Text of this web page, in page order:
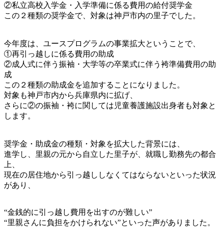
②私立高校入学金・入学準備に係る費用の給付奨学金
この２種類の奨学金で、対象は神戸市内の里子でした。
今年度は、ユースプログラムの事業拡大ということで、
①再引っ越しに係る費用の助成
②成人式に伴う振袖・大学等の卒業式に伴う袴準備費用の助
成
この２種類の助成金を追加することになりました。
対象も神戸市内から兵庫県内に拡げ、
さらに②の振袖・袴に関しては児童養護施設出身者も対象と
します。
奨学金・助成金の種類・対象を拡大した背景には、
進学し、里親の元から自立した里子が、就職し勤務先の都合
上、
現在の居住地から引っ越ししなくてはならないといった状況
があり、
“金銭的に引っ越し費用を出すのが難しい”
“里親さんに負担をかけられない”といった声がありました。